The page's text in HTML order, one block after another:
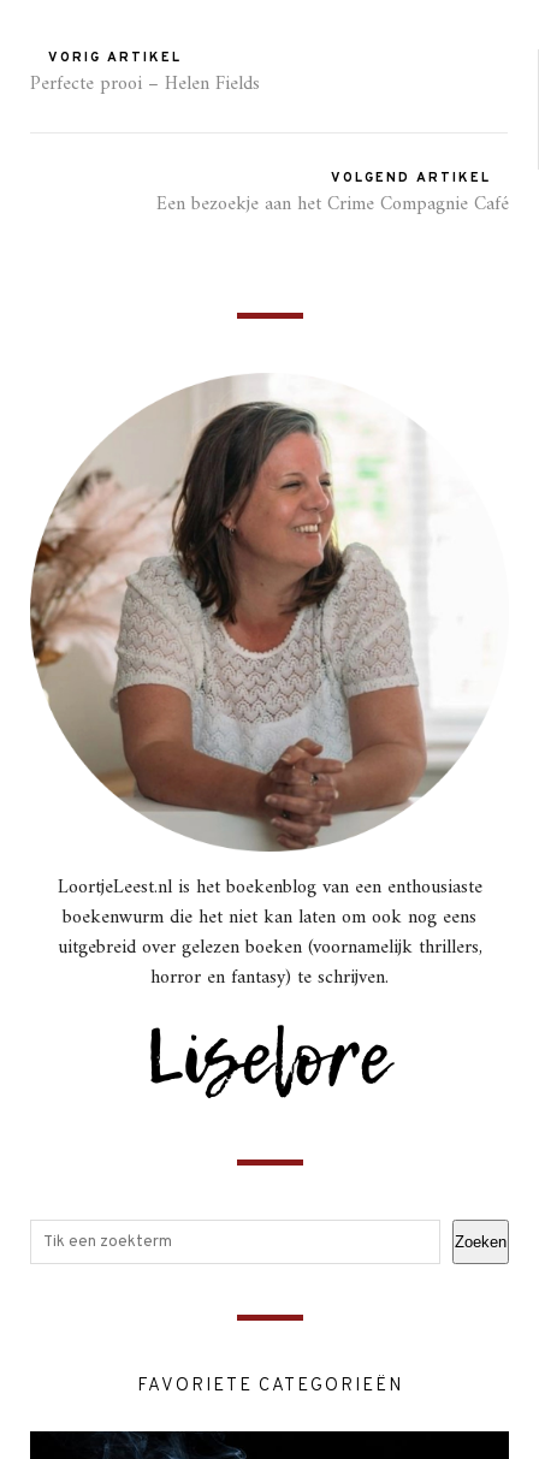
VORIG ARTIKEL
Perfecte prooi – Helen Fields
VOLGEND ARTIKEL
Een bezoekje aan het Crime Compagnie Café
LoortjeLeest.nl is het boekenblog van een enthousiaste
boekenwurm die het niet kan laten om ook nog eens
uitgebreid over gelezen boeken (voornamelijk thrillers,
horror en fantasy) te schrijven.
Zoeken
FAVORIETE CATEGORIEËN